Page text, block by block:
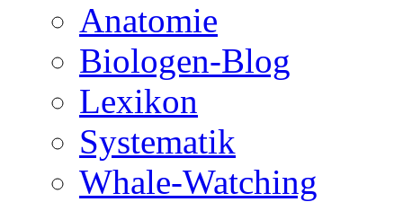
Anatomie
Biologen-Blog
Lexikon
Systematik
Whale-Watching